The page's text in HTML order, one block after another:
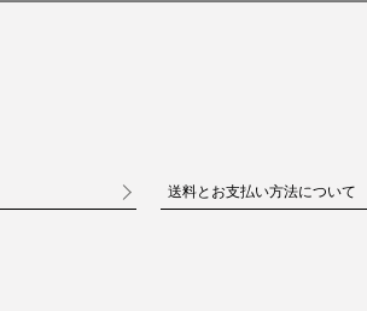
送料とお支払い方法について